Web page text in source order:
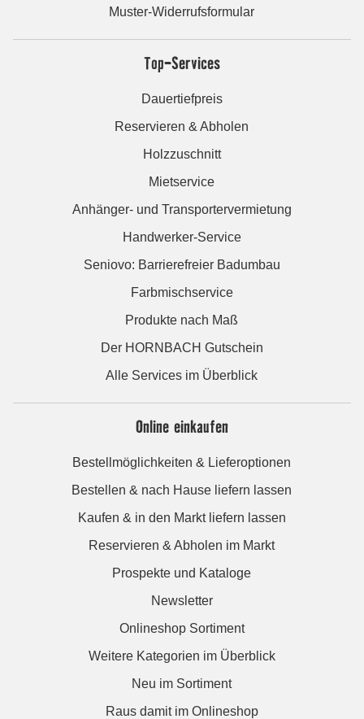
Muster-Widerrufsformular
Top-Services
Dauertiefpreis
Reservieren & Abholen
Holzzuschnitt
Mietservice
Anhänger- und Transportervermietung
Handwerker-Service
Seniovo: Barrierefreier Badumbau
Farbmischservice
Produkte nach Maß
Der HORNBACH Gutschein
Alle Services im Überblick
Online einkaufen
Bestellmöglichkeiten & Lieferoptionen
Bestellen & nach Hause liefern lassen
Kaufen & in den Markt liefern lassen
Reservieren & Abholen im Markt
Prospekte und Kataloge
Newsletter
Onlineshop Sortiment
Weitere Kategorien im Überblick
Neu im Sortiment
Raus damit im Onlineshop